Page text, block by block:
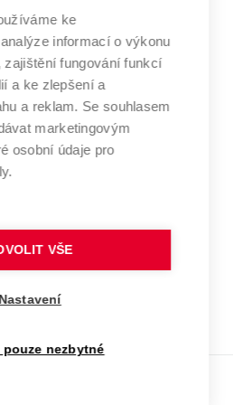
fondů
učení
technické
V BRNĚ
ke
informací o výkonu
zajištění fungování funkcí
a ke zlepšení a
a reklam. Se souhlasem
marketingovým
osobní údaje pro
VŠE
Nastavení
pouze nezbytné